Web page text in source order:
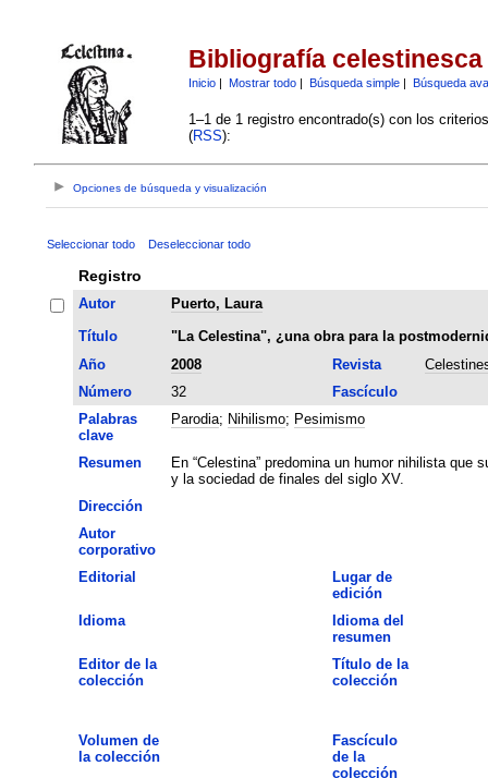
Bibliografía celestinesca
Inicio| Mostrar todo| Búsqueda simple| Búsqueda
1–1 de 1 registro encontrado(s) con los
(RSS):
Opciones de búsqueda y visualización
Seleccionar todo Deseleccionar todo
Registro
Autor
Puerto, Laura
Título
"La Celestina", ¿una obra para la
Año
2008 Revista
Número
32
Fascículo
Palabras
clave
Parodia; Nihilismo; Pesimismo
Resumen
En “Celestina” predomina un humor nihilista
y la sociedad de finales del siglo XV.
Dirección
Autor
corporativo
Editorial
Lugar de
edición
Idioma
Idioma del
resumen
Editor de la
colección
Título de la
colección
Volumen de
la colección
Fascículo
de la
colección